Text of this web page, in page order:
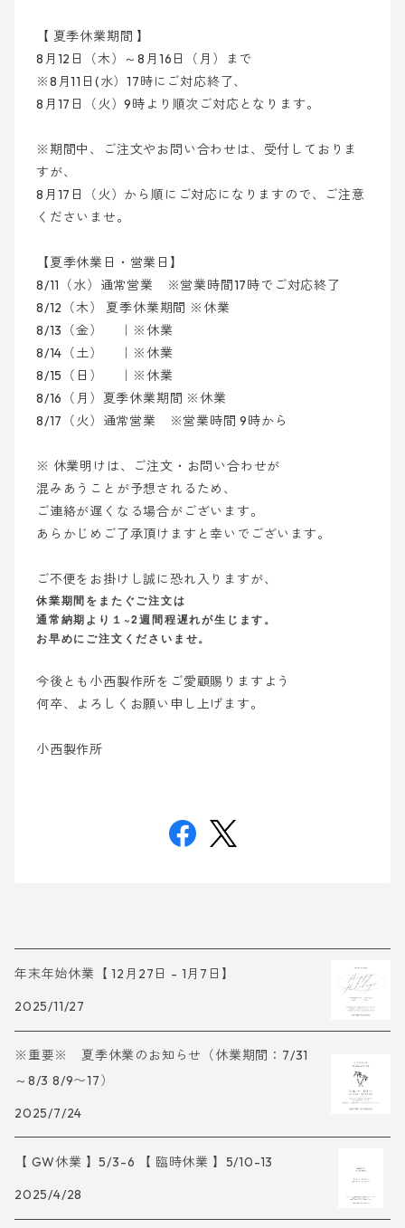
【 夏季休業期間 】
8月12日（木）～8月16日（月）まで
※8月11日(水）17時にご対応終了、
8月17日（火）9時より順次ご対応となります。
※期間中、
ご注文やお問い合わせは、受付しておりま
すが、
8月17日（火）から順にご対応になりますので、
ご注意
くださいませ。
【夏季休業日・営業日】
8/11（水）通常営業 ※営業時間17時でご対応終了
8/12（木） 夏季休業期間 ※休業
8/13（金） ｜※休業
8/14（土） ｜※休業
8/15（日） ｜※休業
8/16（月）夏季休業期間 ※休業
8/17（火）通常営業 ※営業時間 9時から
※ 休業明けは、ご注文・お問い合わせが
混みあうことが予想されるため、
ご連絡が遅くなる場合がございます。
あらかじめご了承頂けますと幸いでございます。
ご不便をお掛けし誠に恐れ入りますが、
休業期間をまたぐご注文は
通常納期より１~2週間程遅れが生じます。
お早めにご注文くださいませ。
今後とも小西製作所をご愛顧賜りますよう
何卒、よろしくお願い申し上げます。
小西製作所
年末年始休業【 12月27日 - 1月7日】
2025/11/27
※重要※ 夏季休業のお知らせ（休業期間：7/31
～8/3 8/9〜17）
2025/7/24
【 GW休業 】5/3-6 【 臨時休業 】5/10-13
2025/4/28